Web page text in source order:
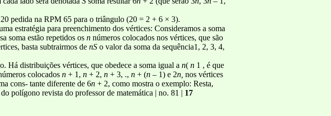
pedida na RPM 65 para o triângulo (20 = 2 + 6 × 3).
estratégia para preenchimento dos vértices: Consideramos a soma
soma estão repetidos os n números colocados nos vértices, que são
basta subtrairmos de nS o valor da soma da sequência1, 2, 3, 4,
Há distribuições vértices, que obedece a soma igual a n( n 1 , é que
colocados n + 1, n + 2, n + 3, ., n + (n – 1) e 2n, nos vértices
cons- tante diferente de 6n + 2, como mostra o exemplo: Resta,
polígono revista do professor de matemática | no. 81 | 17